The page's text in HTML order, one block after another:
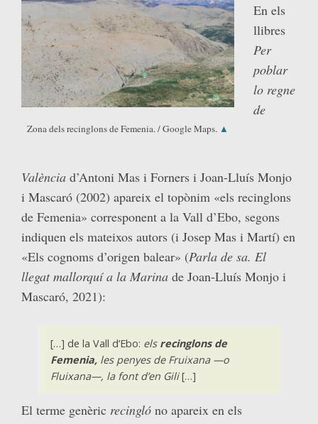
Zona dels recinglons de Femenia. / Google Maps. ▲
En els
llibres
Per
poblar
lo regne
de
València d’Antoni Mas i Forners i Joan-Lluís Monjo
i Mascaró (2002) apareix el topònim «els recinglons
de Femenia» corresponent a la Vall d’Ebo, segons
indiquen els mateixos autors (i Josep Mas i Martí) en
«Els cognoms d’origen balear» (Parla de sa. El
llegat mallorquí a la Marina de Joan-Lluís Monjo i
Mascaró, 2021):
[…] de la Vall d’Ebo: els recinglons de
Femenia,les penyes de Fruixana —o
Fluixana—, la font d’en Gili[…]
El terme genèric recingló no apareix en els